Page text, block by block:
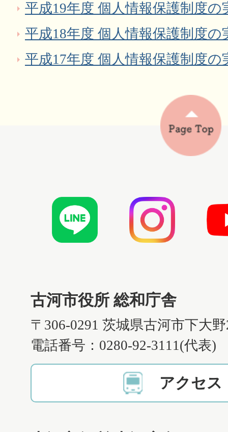
平成19年度 個人情報保護制度の
平成18年度 個人情報保護制度の
平成17年度 個人情報保護制度の
古河市役所 総和庁舎
〒306-0291 茨城県古河市下大
電話番号：0280-92-3111(代表)
アクセス